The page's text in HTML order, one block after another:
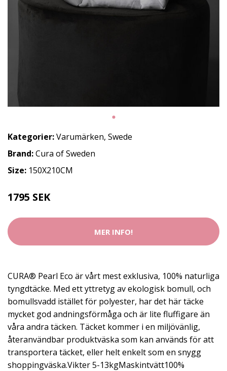
Kategorier:Varumärken, Swede
Brand:Cura of Sweden
Size: 150X210CM
1795 SEK
MER INFO!
CURA® Pearl Eco är vårt mest exklusiva, 100% naturliga
tyngdtäcke. Med ett yttretyg av ekologisk bomull, och
bomullsvadd istället för polyester, har det här täcke
mycket god andningsförmåga och är lite fluffigare än
våra andra täcken. Täcket kommer i en miljövänlig,
återanvändbar produktväska som kan används för att
transportera täcket, eller helt enkelt som en snygg
shoppingväska.Vikter 5-13kgMaskintvätt100%